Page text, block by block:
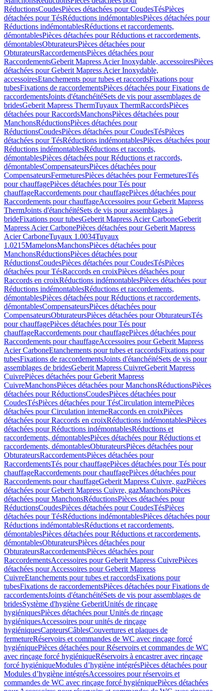
RéductionsCoudesPièces détachées pour CoudesTésPièces
détachées pour TésRéductions indémontablesPièces détachées pour
Réductions indémontablesRéductions et raccordements,
démontablesPièces détachées pour Réductions et raccordements,
démontablesObturateursPièces détachées pour
ObturateursRaccordementsPièces détachées pour
RaccordementsGeberit Mapress Acier Inoxydable, accessoiresPièces
détachées pour Geberit Mapress Acier Inoxydable,
accessoiresEtanchements pour tubes et raccordsFixations pour
tubesFixations de raccordementsPièces détachées pour Fixations de
raccordementsJoints d'étanchéitéSets de vis pour assemblages de
bridesGeberit Mapress ThermTuyaux ThermRaccordsPièces
détachées pour RaccordsManchonsPièces détachées pour
ManchonsRéductionsPièces détachées pour
RéductionsCoudesPièces détachées pour CoudesTésPièces
détachées pour TésRéductions indémontablesPièces détachées pour
Réductions indémontablesRéductions et raccords,
démontablesPièces détachées pour Réductions et raccords,
démontablesCompensateursPièces détachées pour
CompensateursFermeturesPièces détachées pour FermeturesTés
pour chauffagePièces détachées pour Tés pour
chauffageRaccordements pour chauffagePièces détachées pour
Raccordements pour chauffageAccessoires pour Geberit Mapress
ThermJoints d'étanchéitéSets de vis pour assemblages à
brideFixations pour tubesGeberit Mapress Acier CarboneGeberit
Mapress Acier CarbonePièces détachées pour Geberit Mapress
Acier CarboneTuyaux 1.0034Tuyaux
1.0215MamelonsManchonsPièces détachées pour
ManchonsRéductionsPièces détachées pour
RéductionsCoudesPièces détachées pour CoudesTésPièces
détachées pour TésRaccords en croixPièces détachées pour
Raccords en croixRéductions indémontablesPièces détachées pour
Réductions indémontablesRéductions et raccordements,
démontablesPièces détachées pour Réductions et raccordements,
démontablesCompensateursPièces détachées pour
CompensateursObturateursPièces détachées pour ObturateursTés
pour chauffagePièces détachées pour Tés pour
chauffageRaccordements pour chauffagePièces détachées pour
Raccordements pour chauffageAccessoires pour Geberit Mapress
Acier CarboneEtanchements pour tubes et raccordsFixations pour
tubesFixations de raccordementsJoints d'étanchéitéSets de vis pour
assemblages de bridesGeberit Mapress CuivreGeberit Mapress
CuivrePièces détachées pour Geberit Mapress
CuivreManchonsPièces détachées pour ManchonsRéductionsPièces
détachées pour RéductionsCoudesPièces détachées pour
CoudesTésPièces détachées pour TésCirculation internePièces
détachées pour Circulation interneRaccords en croixPièces
détachées pour Raccords en croixRéductions indémontablesPièces
détachées pour Réductions indémontablesRéductions et
raccordements, démontablesPièces détachées pour Réductions et
raccordements, démontablesObturateursPièces détachées pour
ObturateursRaccordementsPièces détachées pour
RaccordementsTés pour chauffagePièces détachées pour Tés pour
chauffageRaccordements pour chauffagePièces détachées pour
Raccordements pour chauffageGeberit Mapress Cuivre, gazPièces
détachées pour Geberit Mapress Cuivre, gazManchonsPièces
détachées pour ManchonsRéductionsPièces détachées pour
RéductionsCoudesPièces détachées pour CoudesTésPièces
détachées pour TésRéductions indémontablesPièces détachées pour
Réductions indémontablesRéductions et raccordements,
démontablesPièces détachées pour Réductions et raccordements,
démontablesObturateursPièces détachées pour
ObturateursRaccordementsPièces détachées pour
RaccordementsAccessoires pour Geberit Mapress CuivrePièces
détachées pour Accessoires pour Geberit Mapress
CuivreEtanchements pour tubes et raccordsFixations pour
tubesFixations de raccordementsPièces détachées pour Fixations de
raccordementsJoints d'étanchéitéSets de vis pour assemblages de
bridesSystème d'hygiène GeberitUnités de rinçage
hygiéniquesPièces détachées pour Unités de rinçage
hygiéniquesAccessoires pour unités de rinçage
hygiéniquesCapteursCâblesCouvertures et plaques de
fermetureRéservoirs et commandes de WC avec rinçage forcé
hygiéniquePièces détachées pour Réservoirs et commandes de WC
avec rinçage forcé hygiéniqueRéservoirs à encastrer avec rinçage
forcé hygiéniqueModules d’hygiène intégrésPièces détachées pour
Modules d’hygiène intégrésAccessoires pour réservoirs et
commandes de WC avec rinçage forcé hygiéniquePièces détachées